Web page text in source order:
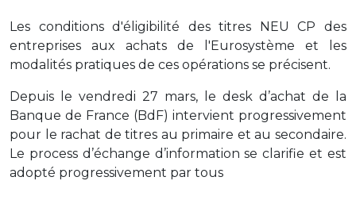
Les conditions d'éligibilité des titres NEU CP des
entreprises aux achats de l'Eurosystème et les
modalités pratiques de ces opérations se précisent.
Depuis le vendredi 27 mars, le desk d’achat de la
Banque de France (BdF) intervient progressivement
pour le rachat de titres au primaire et au secondaire.
Le process d’échange d’information se clarifie et est
adopté progressivement par tous